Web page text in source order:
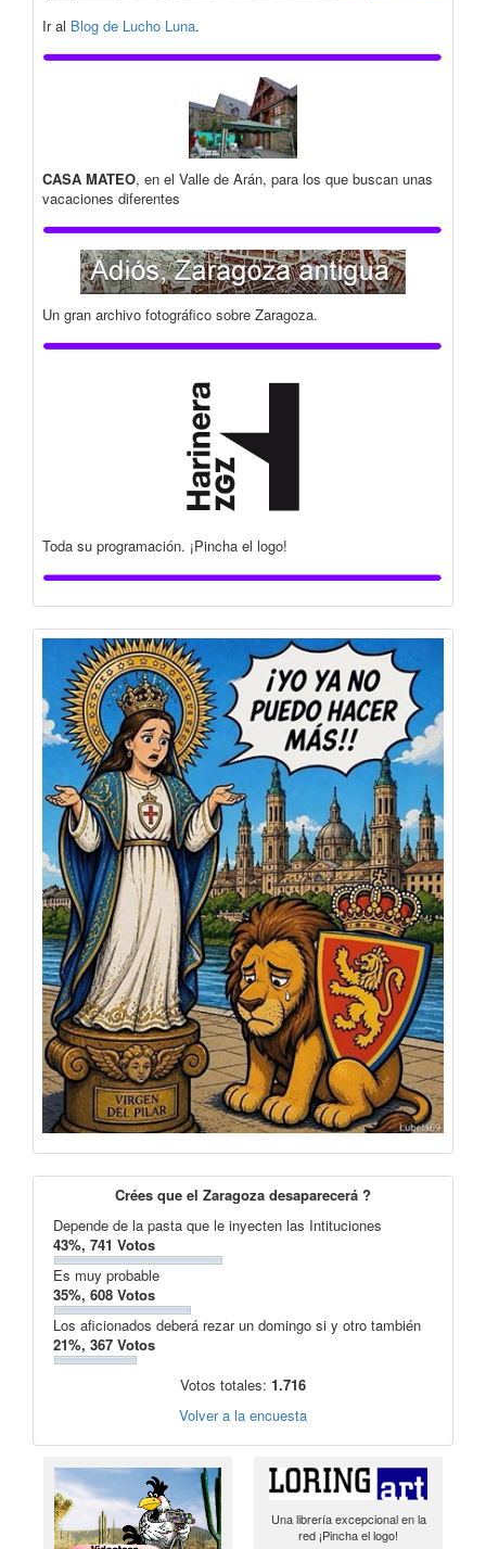
Ir al Blog de Lucho Luna.
CASA MATEO, en el Valle de Arán, para los que buscan unas
vacaciones diferentes
Un gran archivo fotográfico sobre Zaragoza.
Toda su programación. ¡Pincha el logo!
Crées que el Zaragoza desaparecerá ?
Depende de la pasta que le inyecten las Intituciones
43%, 741 Votos
Es muy probable
35%, 608 Votos
Los aficionados deberá rezar un domingo si y otro también
21%, 367 Votos
Votos totales: 1.716
Volver a la encuesta
Una librería excepcional en la
red ¡Pincha el logo!